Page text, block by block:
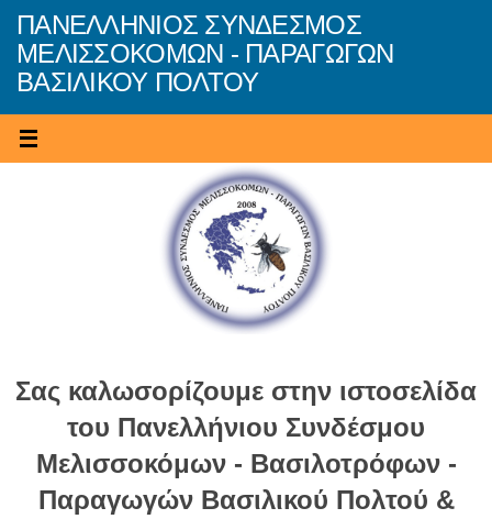
content
ΠΑΝΕΛΛΗΝΙΟΣ ΣΥΝΔΕΣΜΟΣ
ΜΕΛΙΣΣΟΚΟΜΩΝ - ΠΑΡΑΓΩΓΩΝ
ΒΑΣΙΛΙΚΟΥ ΠΟΛΤΟΥ
Σας καλωσορίζουμε στην ιστοσελίδα
του Πανελλήνιου Συνδέσμου
Μελισσοκόμων - Βασιλοτρόφων -
Παραγωγών Βασιλικού Πολτού &